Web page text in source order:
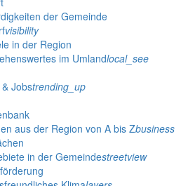
der Gemeinde
visibility
in der Region
im Umlandlocal_see
Jobstrending_up
aus der Region von A bis Zbusiness
in der Gemeindestreetview